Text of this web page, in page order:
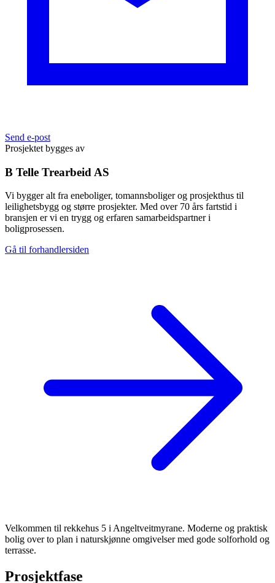
Send e-post
Prosjektet bygges av
B Telle Trearbeid AS
Vi bygger alt fra eneboliger, tomannsboliger og prosjekthus til
leilighetsbygg og større prosjekter. Med over 70 års fartstid i
bransjen er vi en trygg og erfaren samarbeidspartner i
boligprosessen.
Gå til forhandlersiden
Velkommen til rekkehus 5 i Angeltveitmyrane. Moderne og praktisk
bolig over to plan i naturskjønne omgivelser med gode solforhold og
terrasse.
Prosjektfase